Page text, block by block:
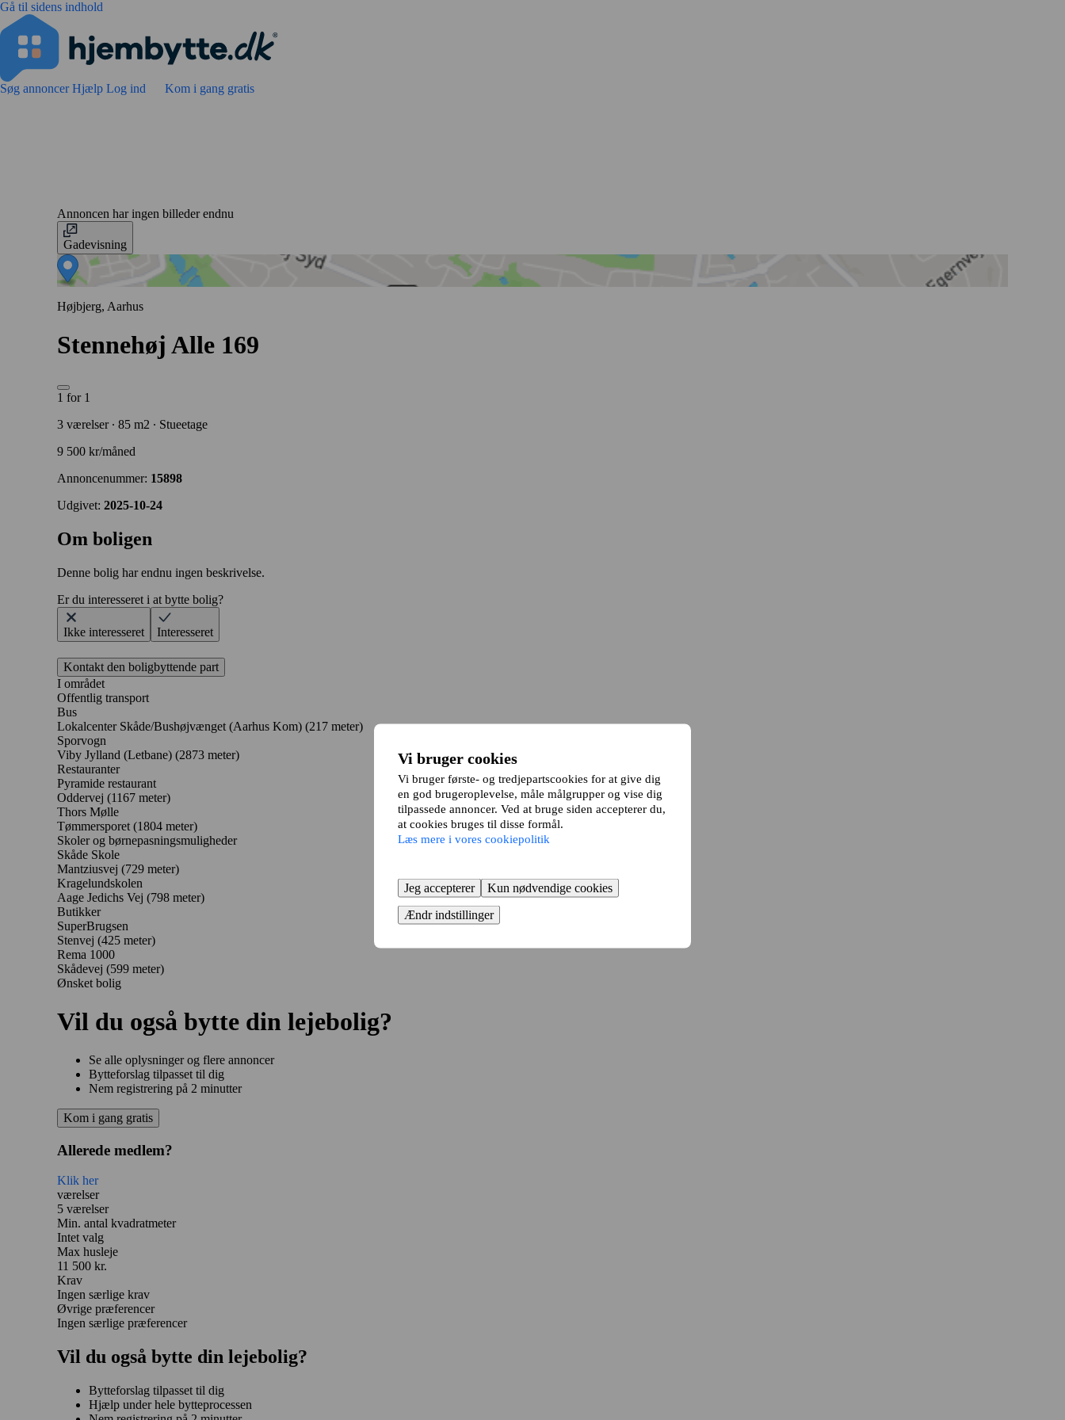
Gå til sidens indhold
Vi bruger cookies
Vi bruger første- og tredjepartscookies for at give dig
en god brugeroplevelse, måle målgrupper og vise dig
tilpassede annoncer. Ved at bruge siden accepterer du,
at cookies bruges til disse formål.
Læs mere i vores cookiepolitik
Jeg accepterer
Kun nødvendige cookies
Ændr indstillinger
Søg annoncerHjælp Log ind Kom i gang gratis
Annoncen har ingen billeder endnu
Gadevisning
Højbjerg, Aarhus
Stennehøj Alle 169
1 for 1
3 værelser ∙ 85 m2 ∙ Stueetage
9 500 kr/måned
Annoncenummer: 15898
Udgivet: 2025-10-24
Om boligen
Denne bolig har endnu ingen beskrivelse.
Er du interesseret i at bytte bolig?
Ikke interesseret Interesseret
Kontakt den boligbyttende part
I området
Offentlig transport
Bus
Lokalcenter Skåde/Bushøjvænget (Aarhus Kom) (217 meter)
Sporvogn
Viby Jylland (Letbane) (2873 meter)
Restauranter
Pyramide restaurant
Oddervej (1167 meter)
Thors Mølle
Tømmersporet (1804 meter)
Skoler og børnepasningsmuligheder
Skåde Skole
Mantziusvej (729 meter)
Kragelundskolen
Aage Jedichs Vej (798 meter)
Butikker
SuperBrugsen
Stenvej (425 meter)
Rema 1000
Skådevej (599 meter)
Ønsket bolig
Vil du også bytte din lejebolig?
Se alle oplysninger og flere annoncer
Bytteforslag tilpasset til dig
Nem registrering på 2 minutter
Kom i gang gratis
Allerede medlem?
Klik her
værelser
5 værelser
Min. antal kvadratmeter
Intet valg
Max husleje
11 500 kr.
Krav
Ingen særlige krav
Øvrige præferencer
Ingen særlige præferencer
Vil du også bytte din lejebolig?
Bytteforslag tilpasset til dig
Hjælp under hele bytteprocessen